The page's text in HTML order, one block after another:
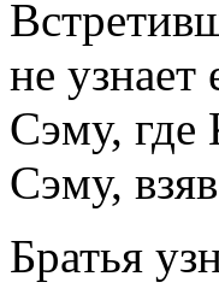
не узнает
Сэму, где
Сэму,
Братья